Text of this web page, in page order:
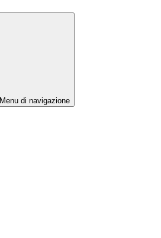
Menu di navigazione